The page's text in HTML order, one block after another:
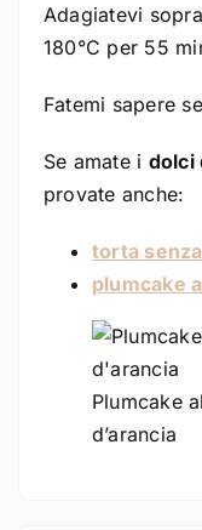
Adagiatevi
180°C per 55
Fatemi sapere
Se amate i dolci
provate anche:
torta
plumcake
Plumcake
d’arancia